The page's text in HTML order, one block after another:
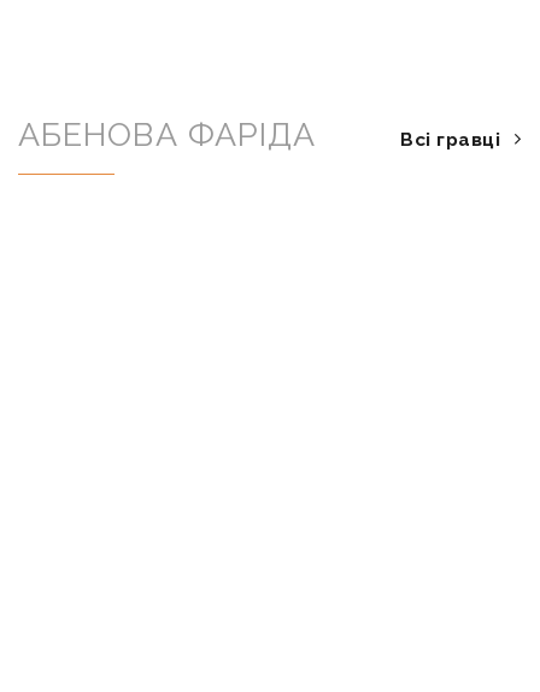
АБЕНОВА ФАРІДА Всі гравці